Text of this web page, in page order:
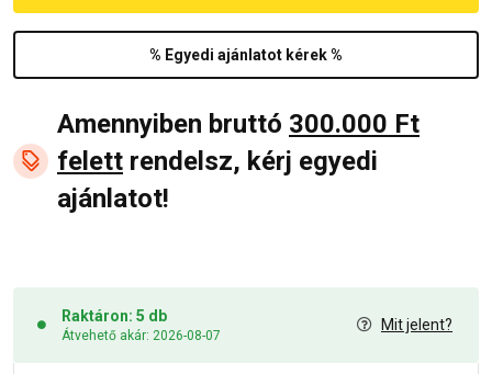
% Egyedi ajánlatot kérek %
Amennyiben bruttó 300.000 Ft
felett rendelsz, kérj egyedi
ajánlatot!
Raktáron: 5 db
Átvehető akár: 2026-08-07
Mit jelent?